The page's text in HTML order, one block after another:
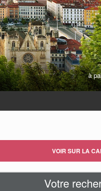
à
VOIR SUR LA
Votre